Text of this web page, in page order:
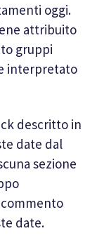
oggi.
attribuito
gruppi
interpretato
descritto in
date dal
sezione
date.